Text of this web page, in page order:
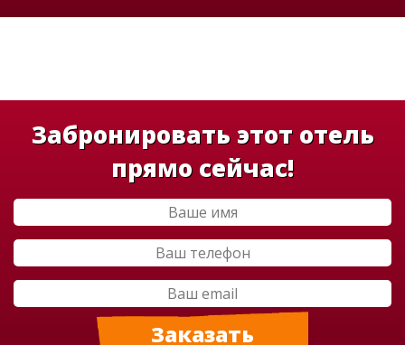
Забронировать этот отель
прямо сейчас!